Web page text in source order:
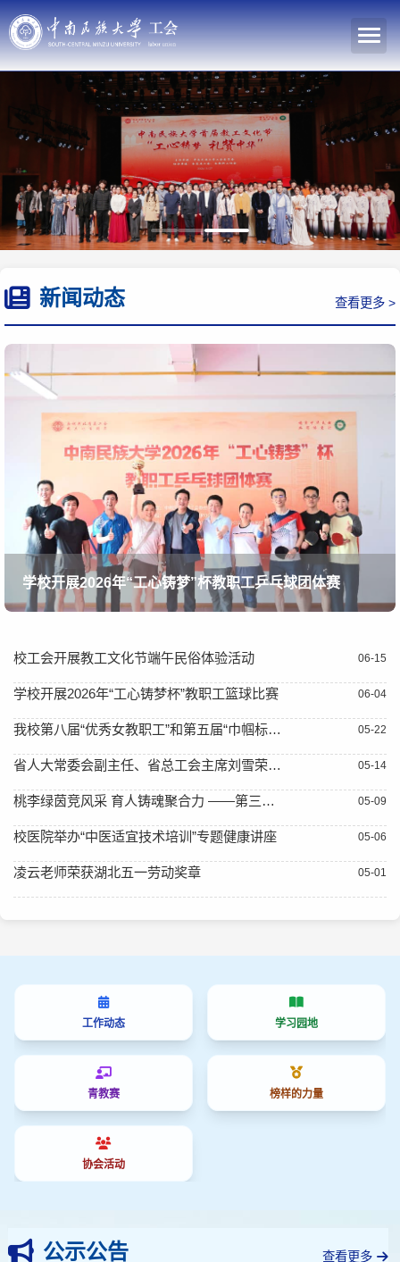
新闻动态 查看更多 >
学校开展2026年“工心铸梦”杯教职工乒乓球团体赛
校工会开展教工文化节端午民俗体验活动 06-15
学校开展2026年“工心铸梦杯”教职工篮球比赛 06-04
我校第八届“优秀女教职工”和第五届“巾帼标兵岗”评选结果揭晓 05-22
省人大常委会副主任、省总工会主席刘雪荣来校调研 05-14
桃李绿茵竞风采 育人铸魂聚合力 ——第三届师生“桃李杯”足球友谊赛正式开幕 05-09
校医院举办“中医适宜技术培训”专题健康讲座 05-06
凌云老师荣获湖北五一劳动奖章 05-01
工作动态 学习园地
青教赛 榜样的力量
协会活动
公示公告 查看更多